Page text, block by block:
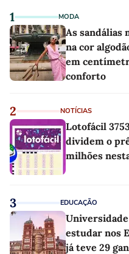
1 MODA
As sandálias
na cor
em
conforto
2 NOTÍCIAS
Lotofácil
dividem o
milhões
3 EDUCAÇÃO
estudar nos
já teve 29